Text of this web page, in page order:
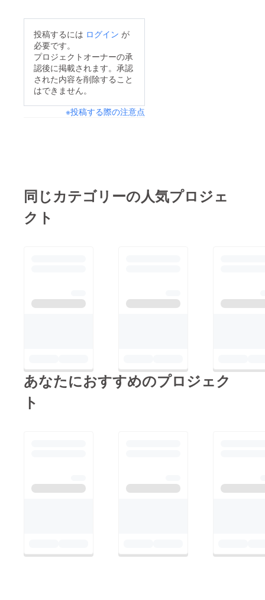
投稿するには ログイン が
必要です。
プロジェクトオーナーの承
認後に掲載されます。承認
された内容を削除すること
はできません。
※投稿する際の注意点
同じカテゴリーの人気プロジェ
クト
あなたにおすすめのプロジェク
ト